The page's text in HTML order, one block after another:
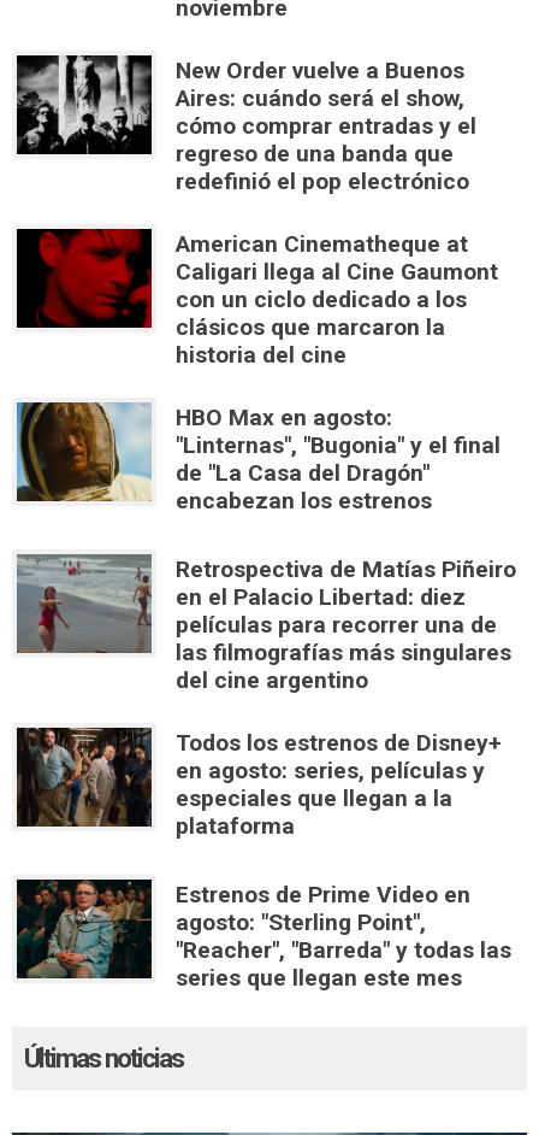
noviembre
New Order vuelve a Buenos
Aires: cuándo será el show,
cómo comprar entradas y el
regreso de una banda que
redefinió el pop electrónico
American Cinematheque at
Caligari llega al Cine Gaumont
con un ciclo dedicado a los
clásicos que marcaron la
historia del cine
HBO Max en agosto:
"Linternas", "Bugonia" y el final
de "La Casa del Dragón"
encabezan los estrenos
Retrospectiva de Matías Piñeiro
en el Palacio Libertad: diez
películas para recorrer una de
las filmografías más singulares
del cine argentino
Todos los estrenos de Disney+
en agosto: series, películas y
especiales que llegan a la
plataforma
Estrenos de Prime Video en
agosto: "Sterling Point",
"Reacher", "Barreda" y todas las
series que llegan este mes
Últimas noticias